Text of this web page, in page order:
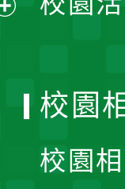
校園
校園